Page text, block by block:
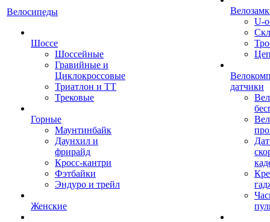
Велосипеды
Шоссе
Шоссейные
Гравийные и
Циклокроссовые
Триатлон и ТТ
Трековые
Горные
Маунтинбайк
Даунхил и
фрирайд
Кросс-кантри
Фэтбайки
Эндуро и трейл
Женские
U-
датчики